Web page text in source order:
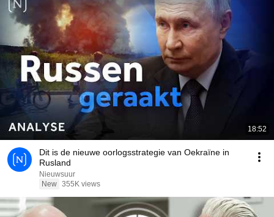
18:52
Dit is de nieuwe oorlogsstrategie van Oekraïne in
Rusland
Nieuwsuur
New 355K views